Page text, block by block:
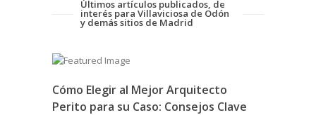
Últimos artículos publicados, de
interés para Villaviciosa de Odón
y demás sitios de Madrid
Cómo Elegir al Mejor Arquitecto
Perito para su Caso: Consejos Clave